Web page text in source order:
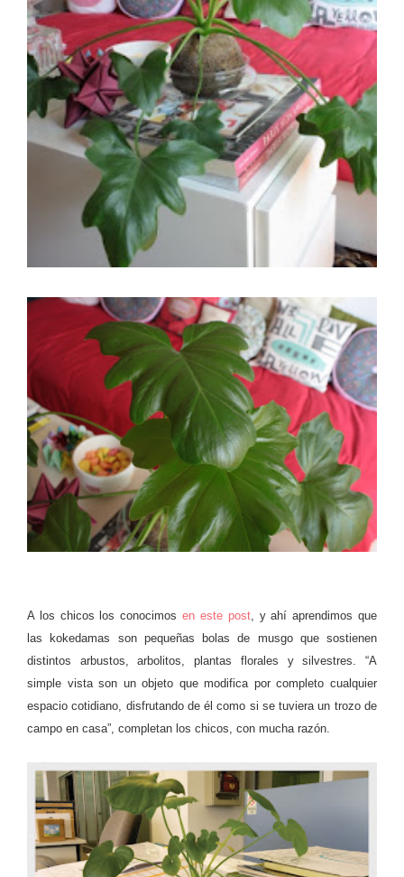
A los chicos los conocimosen este post, y ahí aprendimos que
las kokedamas son pequeñas bolas de musgo que sostienen
distintos arbustos, arbolitos, plantas florales y silvestres. “A
simple vista son un objeto que modifica por completo cualquier
espacio cotidiano, disfrutando de él como si se tuviera un trozo de
campo en casa”, completan los chicos, con mucha razón.